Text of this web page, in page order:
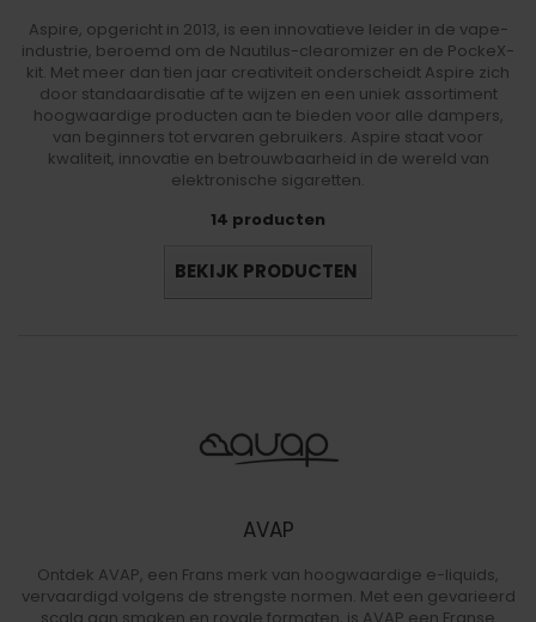
Aspire, opgericht in 2013, is een innovatieve leider in de vape-
industrie, beroemd om de Nautilus-clearomizer en de PockeX-
kit. Met meer dan tien jaar creativiteit onderscheidt Aspire zich
door standaardisatie af te wijzen en een uniek assortiment
hoogwaardige producten aan te bieden voor alle dampers,
van beginners tot ervaren gebruikers. Aspire staat voor
kwaliteit, innovatie en betrouwbaarheid in de wereld van
elektronische sigaretten.
14 producten
BEKIJK PRODUCTEN
AVAP
Ontdek AVAP, een Frans merk van hoogwaardige e-liquids,
vervaardigd volgens de strengste normen. Met een gevarieerd
scala aan smaken en royale formaten, is AVAP een Franse